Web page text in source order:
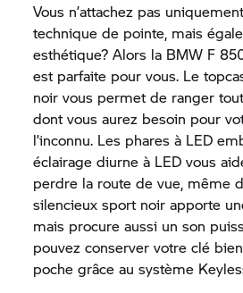
Vous n’attachez pas
technique de pointe, mais
esthétique? Alors la BMW F
est parfaite pour vous. Le
noir vous permet de ranger
dont vous aurez besoin pour
l’inconnu. Les phares à LED
éclairage diurne à LED vous
perdre la route de vue, même
silencieux sport noir apporte
mais procure aussi un son
pouvez conserver votre clé
poche grâce au système